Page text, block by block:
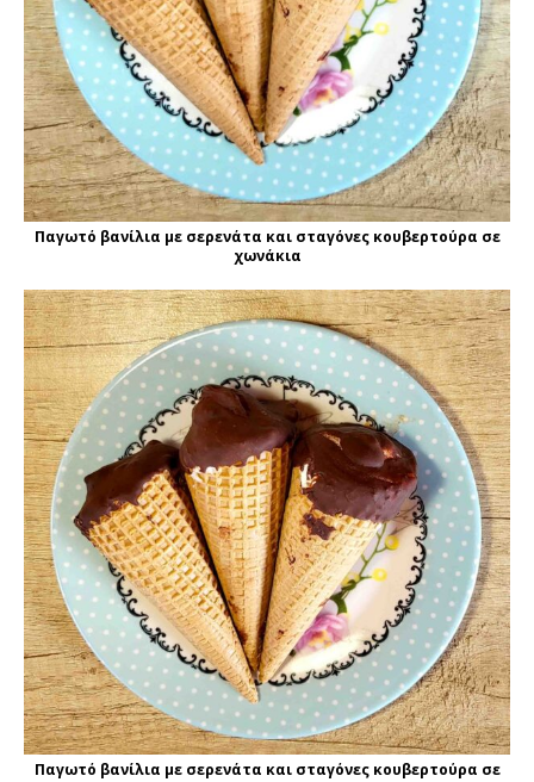
Παγωτό βανίλια με σερενάτα και σταγόνες κουβερτούρα σε
χωνάκια
Παγωτό βανίλια με σερενάτα και σταγόνες κουβερτούρα σε